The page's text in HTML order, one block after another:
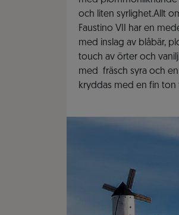
och liten syrlighet.Allt
Faustino VII har en
med inslag av blåbär,
touch av örter och
med fräsch syra och
kryddas med en fin ton